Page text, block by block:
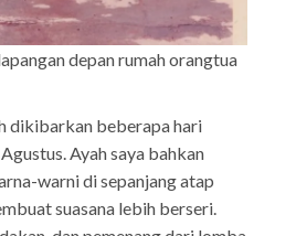
depan rumah orangtua
dikibarkan beberapa hari
Ayah saya bahkan
warni di sepanjang atap
suasana lebih berseri.